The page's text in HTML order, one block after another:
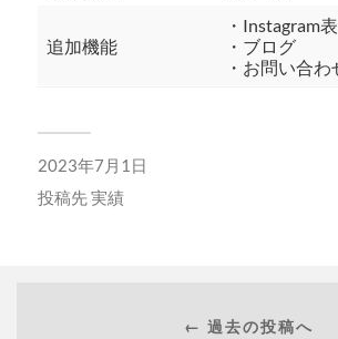
追加機能
・Instagram
・ブログ
・お問い合
2023年7月1日
投稿先実績
← 過去の投稿へ